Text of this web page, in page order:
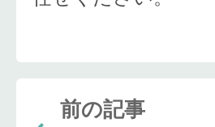
前の記事